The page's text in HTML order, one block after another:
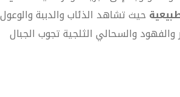
حيث تشاهد الذئاب والدببة والوعول
والفهود والسحالي الثلجية تجوب الجبال